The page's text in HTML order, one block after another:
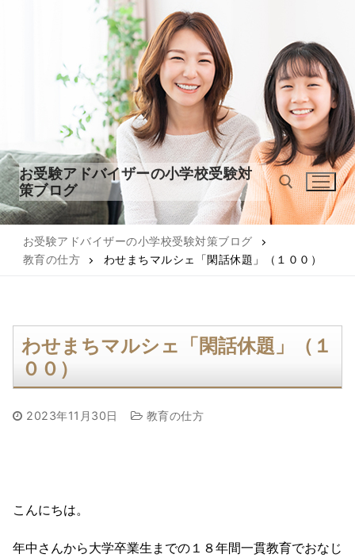
キ
ッ
プ
お受験アドバイザーの小学校受験対
策ブログ
検索:
お受験アドバイザーの小学校受験対策ブログ
教育の仕方
わせまちマルシェ「閑話休題」（１００）
わせまちマルシェ「閑話休題」（１
００）
2023年11月30日 教育の仕方
こんにちは。
年中さんから大学卒業生までの１８年間一貫教育でおなじ